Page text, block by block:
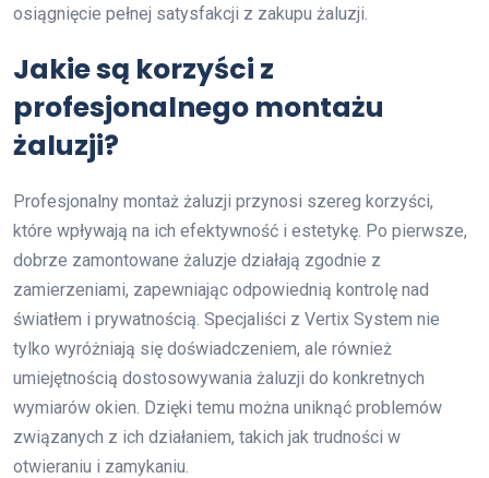
osiągnięcie pełnej satysfakcji z zakupu żaluzji.
Jakie są korzyści z
profesjonalnego montażu
żaluzji?
Profesjonalny montaż żaluzji przynosi szereg korzyści,
które wpływają na ich efektywność i estetykę. Po pierwsze,
dobrze zamontowane żaluzje działają zgodnie z
zamierzeniami, zapewniając odpowiednią kontrolę nad
światłem i prywatnością. Specjaliści z Vertix System nie
tylko wyróżniają się doświadczeniem, ale również
umiejętnością dostosowywania żaluzji do konkretnych
wymiarów okien. Dzięki temu można uniknąć problemów
związanych z ich działaniem, takich jak trudności w
otwieraniu i zamykaniu.